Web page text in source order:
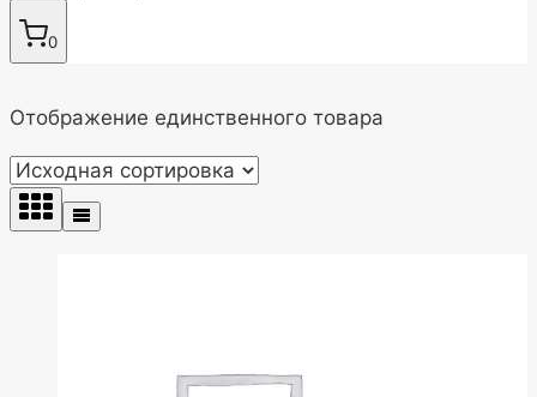
0
Отображение единственного товара